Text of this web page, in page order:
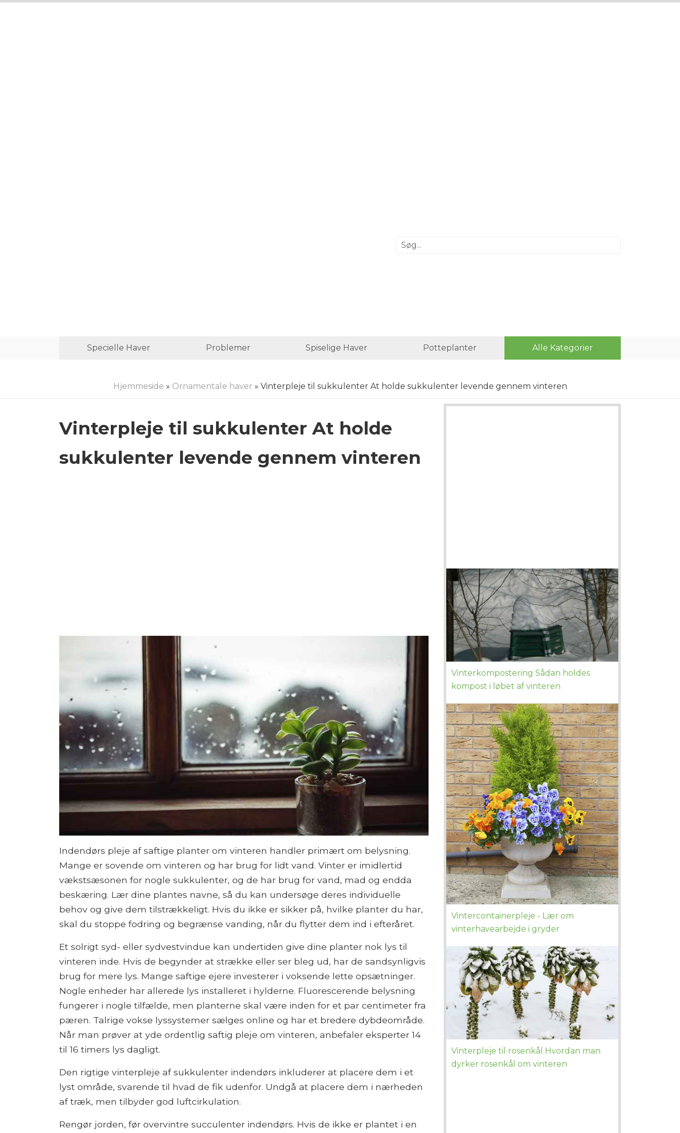
Specielle Haver Problemer Spiselige Haver Potteplanter Alle Kategorier
Hjemmeside » Ornamentale haver » Vinterpleje til sukkulenter At holde sukkulenter levende gennem vinteren
Vinterpleje til sukkulenter At holde
sukkulenter levende gennem vinteren
Indendørs pleje af saftige planter om vinteren handler primært om belysning.
Mange er sovende om vinteren og har brug for lidt vand. Vinter er imidlertid
vækstsæsonen for nogle sukkulenter, og de har brug for vand, mad og endda
beskæring. Lær dine plantes navne, så du kan undersøge deres individuelle
behov og give dem tilstrækkeligt. Hvis du ikke er sikker på, hvilke planter du har,
skal du stoppe fodring og begrænse vanding, når du flytter dem ind i efteråret.
Et solrigt syd- eller sydvestvindue kan undertiden give dine planter nok lys til
vinteren inde. Hvis de begynder at strække eller ser bleg ud, har de sandsynligvis
brug for mere lys. Mange saftige ejere investerer i voksende lette opsætninger.
Nogle enheder har allerede lys installeret i hylderne. Fluorescerende belysning
fungerer i nogle tilfælde, men planterne skal være inden for et par centimeter fra
pæren. Talrige vokse lyssystemer sælges online og har et bredere dybdeområde.
Når man prøver at yde ordentlig saftig pleje om vinteren, anbefaler eksperter 14
til 16 timers lys dagligt.
Den rigtige vinterpleje af sukkulenter indendørs inkluderer at placere dem i et
lyst område, svarende til hvad de fik udenfor. Undgå at placere dem i nærheden
af ​​træk, men tilbyder god luftcirkulation.
Rengør jorden, før overvintre succulenter indendørs. Hvis de ikke er plantet i en
Vinterkompostering Sådan holdes
kompost i løbet af vinteren
Vintercontainerpleje - Lær om
vinterhavearbejde i gryder
Vinterpleje til rosenkål Hvordan man
dyrker rosenkål om vinteren